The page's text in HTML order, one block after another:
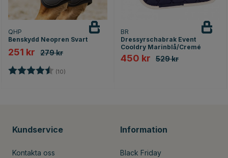
QHP
Benskydd Neopren Svart
251 kr 279 kr
Betyg: (10)
BR
Dressyrschabrak Event
Cooldry Marinblå/Cremé
450 kr 529 kr
Kundservice
Kontakta oss
Information
Black Friday